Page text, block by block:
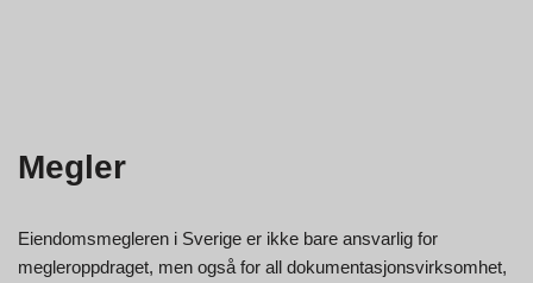
Megler
Eiendomsmegleren i Sverige er ikke bare ansvarlig for
megleroppdraget, men også for all dokumentasjonsvirksomhet,